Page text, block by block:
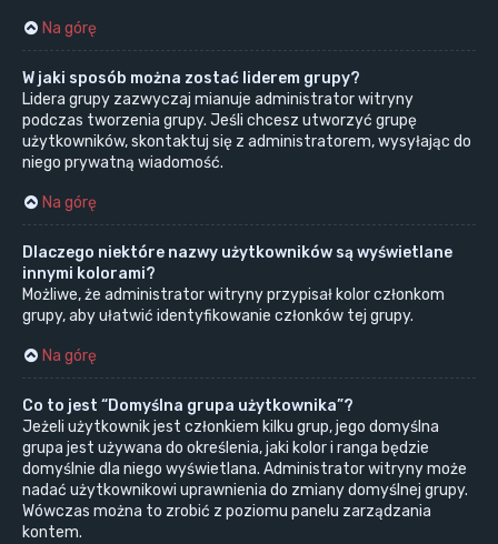
Na górę
W jaki sposób można zostać liderem grupy?
Lidera grupy zazwyczaj mianuje administrator witryny
podczas tworzenia grupy. Jeśli chcesz utworzyć grupę
użytkowników, skontaktuj się z administratorem, wysyłając do
niego prywatną wiadomość.
Na górę
Dlaczego niektóre nazwy użytkowników są wyświetlane
innymi kolorami?
Możliwe, że administrator witryny przypisał kolor członkom
grupy, aby ułatwić identyfikowanie członków tej grupy.
Na górę
Co to jest “Domyślna grupa użytkownika”?
Jeżeli użytkownik jest członkiem kilku grup, jego domyślna
grupa jest używana do określenia, jaki kolor i ranga będzie
domyślnie dla niego wyświetlana. Administrator witryny może
nadać użytkownikowi uprawnienia do zmiany domyślnej grupy.
Wówczas można to zrobić z poziomu panelu zarządzania
kontem.